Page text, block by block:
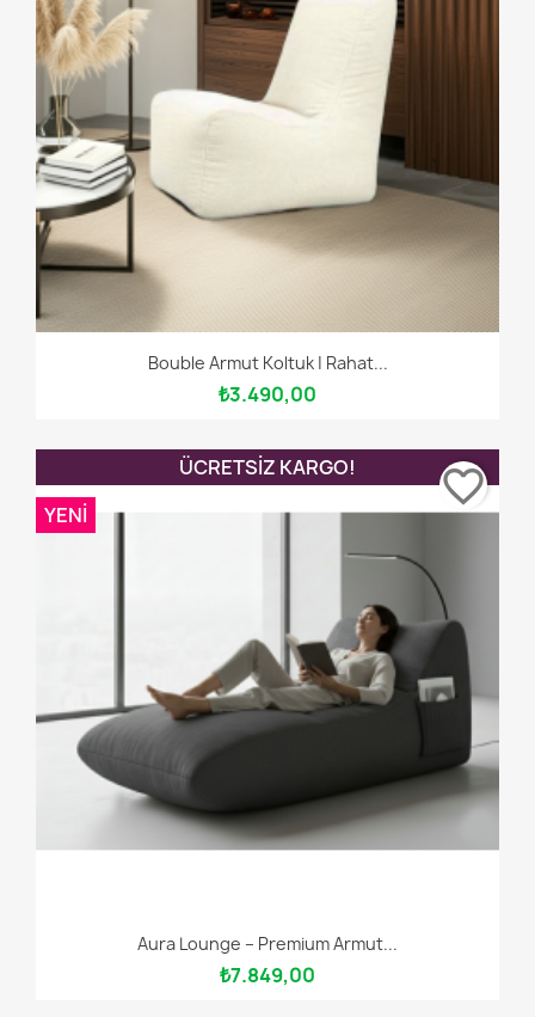
Bouble Armut Koltuk | Rahat...
₺3.490,00
Aura Lounge – Premium Armut...
₺7.849,00
ÜCRETSIZ KARGO!
YENI
favorite_border